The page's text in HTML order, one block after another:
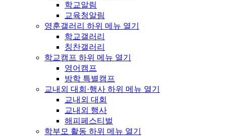
학교알림
교육청알림
영훈갤러리 하위 메뉴 열기
학교갤러리
칭찬갤러리
학교캠프 하위 메뉴 열기
영어캠프
방학 특별캠프
교내외 대회·행사 하위 메뉴 열기
교내외 대회
교내외 행사
해피페스티벌
학부모 활동 하위 메뉴 열기